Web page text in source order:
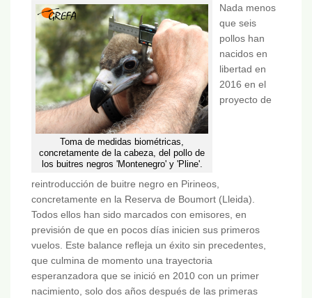
Toma de medidas biométricas,
concretamente de la cabeza, del pollo de
los buitres negros 'Montenegro' y 'Pline'.
Nada menos
que seis
pollos han
nacidos en
libertad en
2016 en el
proyecto de
reintroducción de buitre negro en Pirineos,
concretamente en la Reserva de Boumort (Lleida).
Todos ellos han sido marcados con emisores, en
previsión de que en pocos días inicien sus primeros
vuelos. Este balance refleja un éxito sin precedentes,
que culmina de momento una trayectoria
esperanzadora que se inició en 2010 con un primer
nacimiento, solo dos años después de las primeras